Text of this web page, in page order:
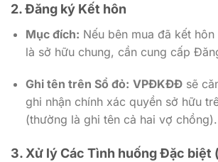
2. Đăng ký Kết hôn
Mục đích: Nếu bên mua đã kết
là sở hữu chung, cần cung cấp
Ghi tên trên Sổ đỏ: VPĐKĐĐsẽ
ghi nhận chính xác quyền sở hữu
(thường là ghi tên cả hai vợ chồng).
3. Xử lý Các Tình huống Đặc biệt